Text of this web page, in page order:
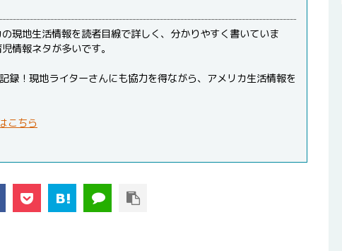
現地生活情報を読者目線で詳しく、分かりやすく書いていま
情報ネタが多いです。
録！現地ライターさんにも協力を得ながら、アメリカ生活情報を
こちら